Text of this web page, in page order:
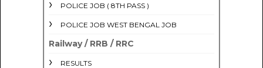
POLICE JOB ( 8TH PASS )
POLICE JOB WEST BENGAL JOB
Railway / RRB / RRC
RESULTS